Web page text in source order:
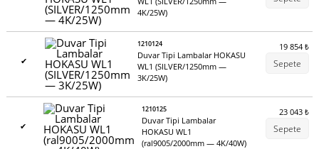
4K/25W)
✔
1210124
Duvar Tipi Lambalar HOKASU
WL1 (SILVER/1250mm —
3K/25W)
19 854₺
Sepete
✔
1210125
Duvar Tipi Lambalar
HOKASU WL1
(ral9005/2000mm — 4K/40W)
23 043₺
Sepete